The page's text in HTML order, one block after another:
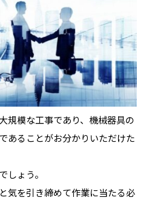
規模な工事であり、機械器具の
あることがお分かりいただけた
しょう。
気を引き締めて作業に当たる必